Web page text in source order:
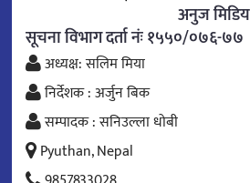
अनुज
सूचना विभाग दर्ता नंः १५५०/०७६-७७
अध्यक्ष: सलिम मिया
निर्देशक : अर्जुन बिक
सम्पादक : सनिउल्ला धोबी
Pyuthan, Nepal